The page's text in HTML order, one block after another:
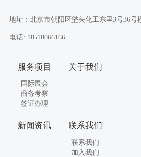
地址：北京市朝阳区垡头化工东里3号36号
电话: 18518066166
服务项目
国际展会
商务考察
签证办理
关于我们
新闻资讯 联系我们
联系我们
加入我们